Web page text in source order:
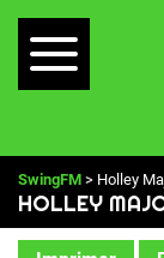
SwingFM > Holley
HOLLEY